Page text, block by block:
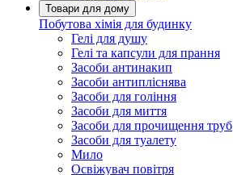
Товари для дому
Побутова хімія для будинку
Гелі для душу
Гелі та капсули для прання
Засоби антинакип
Засоби антипліснява
Засоби для гоління
Засоби для миття
Засоби для прочищення труб
Засоби для туалету
Мило
Освіжувач повітря